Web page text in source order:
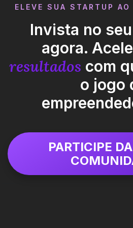
ELEVE SUA STARTUP
Invista no
agora.
resultados com
o jogo
PARTICIPE